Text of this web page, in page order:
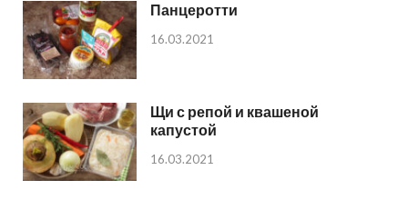
Панцеротти
16.03.2021
Щи с репой и квашеной
капустой
16.03.2021